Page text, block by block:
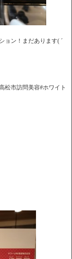
ョン！まだあります( ´
松市訪問美容#ホワイト